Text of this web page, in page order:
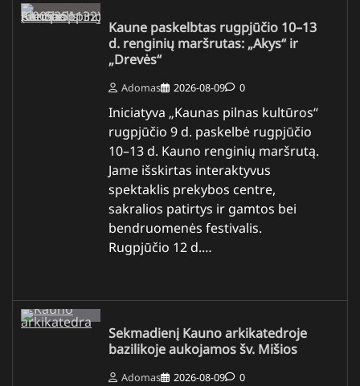
Kaune paskelbtas rugpjūčio 10–13
d. renginių maršrutas: „Akys“ ir
„Drevės“
Adomas 2026-08-09 0
Iniciatyva „Kaunas pilnas kultūros“
rugpjūčio 9 d. paskelbė rugpjūčio
10–13 d. Kauno renginių maršrutą.
Jame išskirtas interaktyvus
spektaklis prekybos centre,
sakralios patirtys ir gamtos bei
bendruomenės festivalis.
Rugpjūčio 12 d.…
Sekmadienį Kauno arkikatedroje
bazilikoje aukojamos šv. Mišios
Adomas 2026-08-09 0